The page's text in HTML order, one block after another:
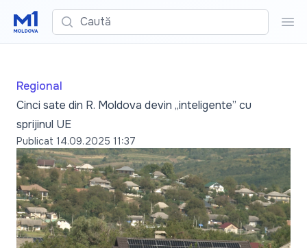
Caută
Regional
Cinci sate din R. Moldova devin „inteligente” cu
sprijinul UE
Publicat 14.09.2025 11:37